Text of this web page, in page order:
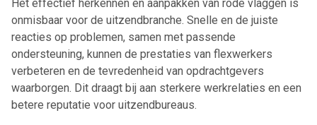
Het effectief herkennen en aanpakken van rode vlaggen is
onmisbaar voor de uitzendbranche. Snelle en de juiste
reacties op problemen, samen met passende
ondersteuning, kunnen de prestaties van flexwerkers
verbeteren en de tevredenheid van opdrachtgevers
waarborgen. Dit draagt bij aan sterkere werkrelaties en een
betere reputatie voor uitzendbureaus.